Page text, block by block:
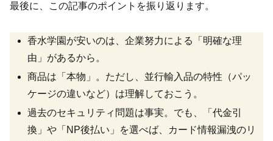
最後に、この記事のポイントを振り返ります。
香水学園が安いのは、企業努力による「明確な理
由」があるから。
商品は「本物」。ただし、並行輸入品の特性（パッ
ケージの違いなど）は理解しておこう。
過去のセキュリティ問題は事実。でも、「代金引
換」や「NP後払い」を選べば、カード情報漏洩のリ